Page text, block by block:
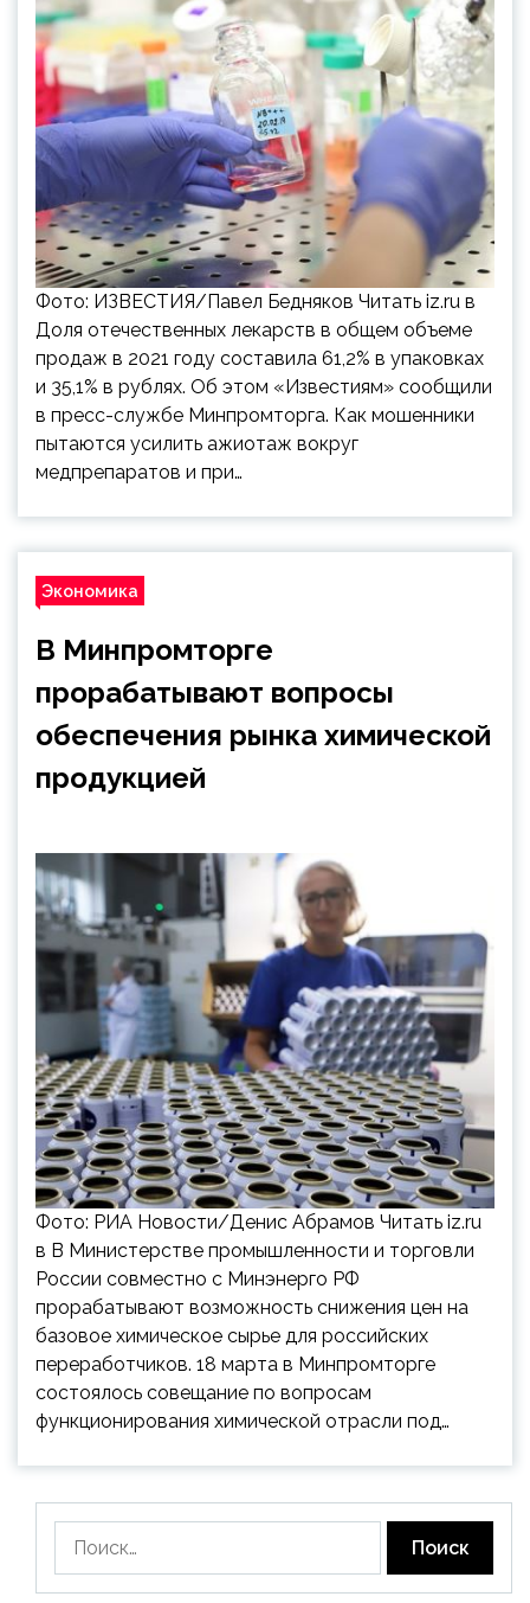
Фото: ИЗВЕСТИЯ/Павел Бедняков Читать iz.ru в
Доля отечественных лекарств в общем объеме
продаж в 2021 году составила 61,2% в упаковках
и 35,1% в рублях. Об этом «Известиям» сообщили
в пресс-службе Минпромторга. Как мошенники
пытаются усилить ажиотаж вокруг
медпрепаратов и при…
Экономика
В Минпромторге
прорабатывают вопросы
обеспечения рынка химической
продукцией
Фото: РИА Новости/Денис Абрамов Читать iz.ru
в В Министерстве промышленности и торговли
России совместно с Минэнерго РФ
прорабатывают возможность снижения цен на
базовое химическое сырье для российских
переработчиков. 18 марта в Минпромторге
состоялось совещание по вопросам
функционирования химической отрасли под…